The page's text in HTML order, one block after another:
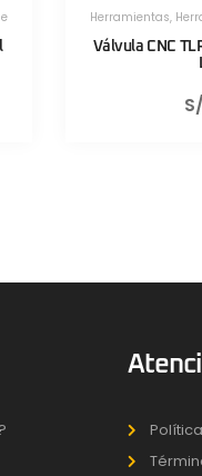
Lezyne
80mm Rojo